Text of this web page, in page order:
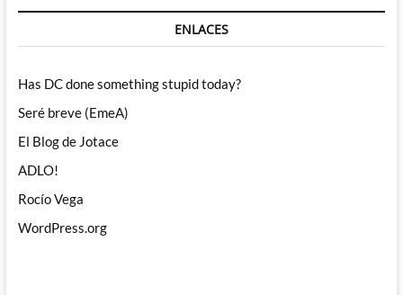
ENLACES
Has DC done something stupid today?
Seré breve (EmeA)
El Blog de Jotace
ADLO!
Rocío Vega
WordPress.org